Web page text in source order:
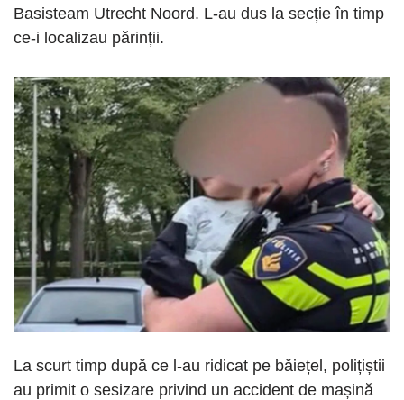
Basisteam Utrecht Noord. L-au dus la secție în timp
ce-i localizau părinții.
La scurt timp după ce l-au ridicat pe băiețel, polițiștii
au primit o sesizare privind un accident de mașină